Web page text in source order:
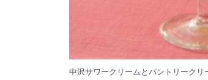
中沢サワークリームとパントリークリ